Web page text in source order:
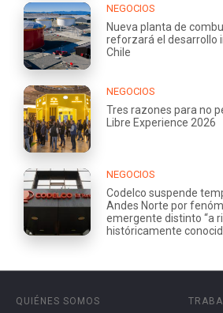
NEGOCIOS
Nueva planta de
reforzará el desarrollo
Chile
NEGOCIOS
Tres razones para no
Libre Experience 2026
NEGOCIOS
Codelco suspende
Andes Norte por
emergente distinto “a
históricamente
QUIÉNES SOMOS